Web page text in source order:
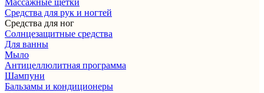
Массажные щетки
Cредства для рук и ногтей
Средства для ног
Солнцезащитные средства
Для ванны
Мыло
Антицеллюлитная программа
Шампуни
Бальзамы и кондиционеры